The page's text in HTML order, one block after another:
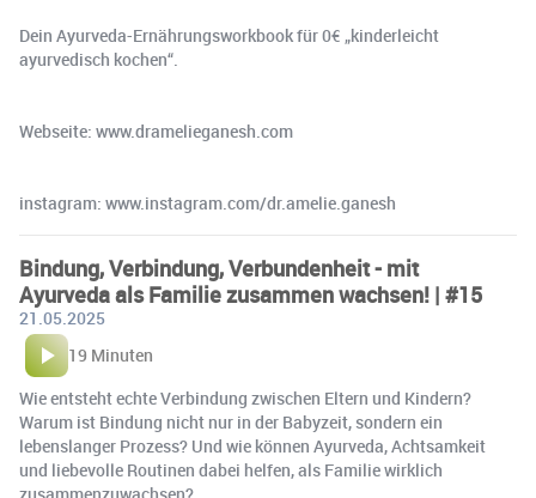
Dein Ayurveda-Ernährungsworkbook für 0€ „kinderleicht
ayurvedisch kochen“.
Webseite: www.dramelieganesh.com
instagram: www.instagram.com/dr.amelie.ganesh
Bindung, Verbindung, Verbundenheit - mit
Ayurveda als Familie zusammen wachsen! | #15
21.05.2025
19 Minuten
Wie entsteht echte Verbindung zwischen Eltern und Kindern?
Warum ist Bindung nicht nur in der Babyzeit, sondern ein
lebenslanger Prozess? Und wie können Ayurveda, Achtsamkeit
und liebevolle Routinen dabei helfen, als Familie wirklich